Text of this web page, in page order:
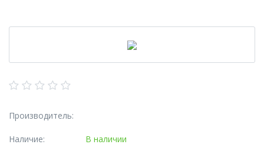
Производитель:
Наличие: В наличии